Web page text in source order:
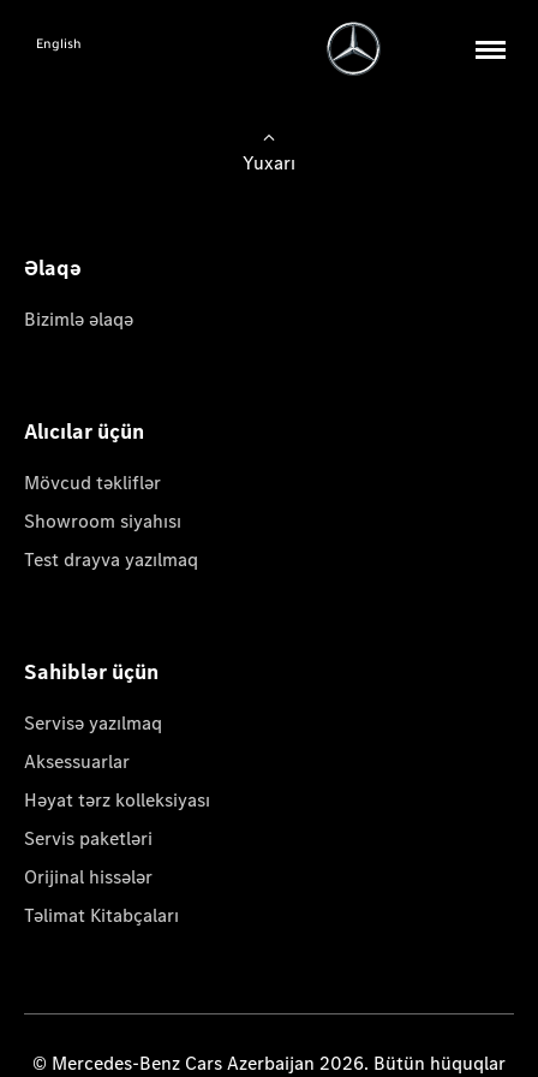
English
Yuxarı
Əlaqə
Bizimlə əlaqə
Alıcılar üçün
Mövcud təkliflər
Showroom siyahısı
Test drayva yazılmaq
Sahiblər üçün
Servisə yazılmaq
Aksessuarlar
Həyat tərz kolleksiyası
Servis paketləri
Orijinal hissələr
Təlimat Kitabçaları
© Mercedes-Benz Cars Azerbaijan 2026. Bütün hüquqlar